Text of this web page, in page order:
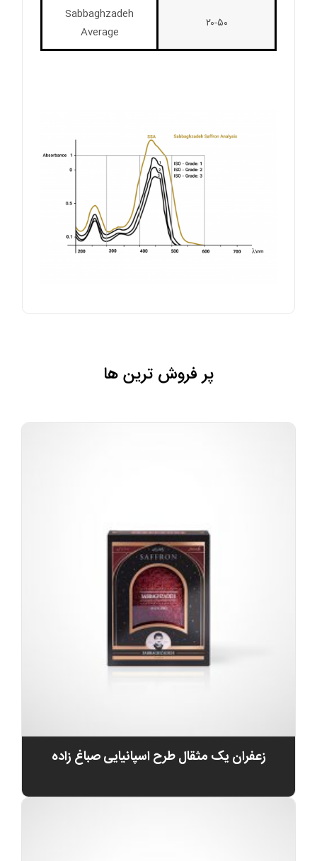
۲۰-۵۰
Sabbaghzadeh
Average
پر فروش ترین ها
زعفران یک مثقال طرح اسپانیایی صباغ زاده
0 تومان